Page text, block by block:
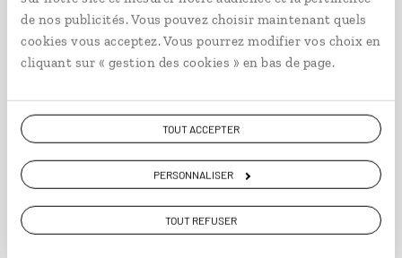
de nos publicités. Vous pouvez choisir maintenant quels
cookies vous acceptez. Vous pourrez modifier vos choix en
cliquant sur « gestion des cookies » en bas de page.
TOUT ACCEPTER
PERSONNALISER
TOUT REFUSER
Circuit des incontournables du Rajasthan, avec
nuit dans le désert.
14 jours / 12 nuits